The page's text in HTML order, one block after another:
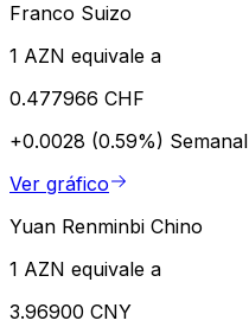
Franco Suizo
1 AZN equivale a
0.477966 CHF
+0.0028 (0.59%) Semanal
Ver gráfico
Yuan Renminbi Chino
1 AZN equivale a
3.96900 CNY